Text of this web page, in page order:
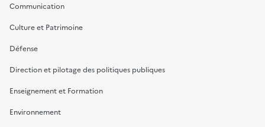
Communication
Culture et Patrimoine
Défense
Direction et pilotage des politiques publiques
Enseignement et Formation
Environnement